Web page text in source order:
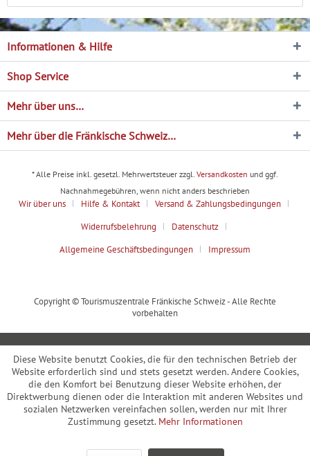
Informationen & Hilfe
Shop Service
Mehr über uns…
Mehr über die Fränkische Schweiz…
* Alle Preise inkl. gesetzl. Mehrwertsteuer zzgl. Versandkosten und ggf.
Nachnahmegebühren, wenn nicht anders beschrieben
Wir über uns Hilfe & Kontakt
Versand & Zahlungsbedingungen
Widerrufsbelehrung
Datenschutz
Allgemeine Geschäftsbedingungen
Impressum
Copyright © Tourismuszentrale Fränkische Schweiz - Alle Rechte
vorbehalten
Diese Website benutzt Cookies, die für den technischen Betrieb der
Website erforderlich sind und stets gesetzt werden. Andere Cookies,
die den Komfort bei Benutzung dieser Website erhöhen, der
Direktwerbung dienen oder die Interaktion mit anderen Websites und
sozialen Netzwerken vereinfachen sollen, werden nur mit Ihrer
Zustimmung gesetzt. Mehr Informationen